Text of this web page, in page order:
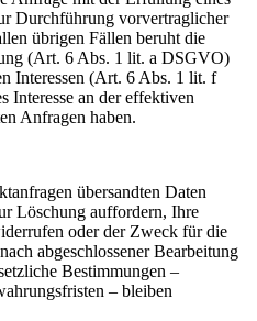
Durchführung vorvertraglicher
übrigen Fällen beruht die
(Art. 6 Abs. 1 lit. a DSGVO)
Interessen (Art. 6 Abs. 1 lit. f
Interesse an der effektiven
Anfragen haben.
übersandten Daten
Löschung auffordern, Ihre
oder der Zweck für die
abgeschlossener Bearbeitung
Bestimmungen –
– bleiben